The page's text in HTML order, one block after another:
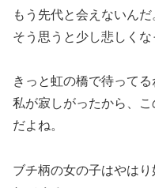
もう先代と会えないんだ
そう思うと少し悲しくな
きっと虹の橋で待ってる
私が寂しがったから、
だよね。
ブチ柄の女の子はやは